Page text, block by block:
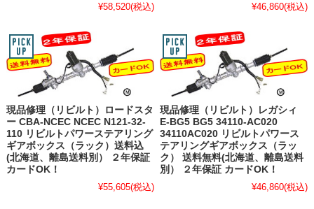
¥58,520(税込)
¥46,860(税込)
現品修理（リビルト）ロードスタ
ー CBA-NCEC NCEC N121-32-
110 リビルトパワーステアリング
ギアボックス（ラック）送料込
(北海道、離島送料別） ２年保証
カードOK！
¥55,605(税込)
現品修理（リビルト）レガシィ
E-BG5 BG5 34110-AC020
34110AC020 リビルトパワース
テアリングギアボックス（ラッ
ク） 送料無料(北海道、離島送料
別） ２年保証 カードOK！
¥46,860(税込)